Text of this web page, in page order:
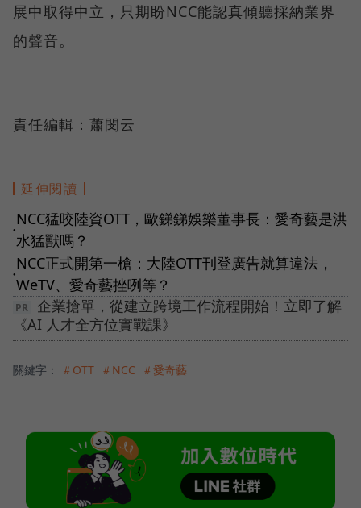
展中取得中立，只期盼NCC能認真傾聽採納業界
的聲音。
責任編輯：蕭閔云
延伸閱讀
●
NCC猛咬陸資OTT，歐銻銻娛樂董事長：愛奇藝是洪
水猛獸嗎？
●
NCC正式開第一槍：大陸OTT刊登廣告就算違法，
WeTV、愛奇藝挫咧等？
企業搶單，從建立跨境工作流程開始！立即了解
《AI 人才全方位實戰課》
關鍵字： ＃OTT ＃NCC ＃愛奇藝